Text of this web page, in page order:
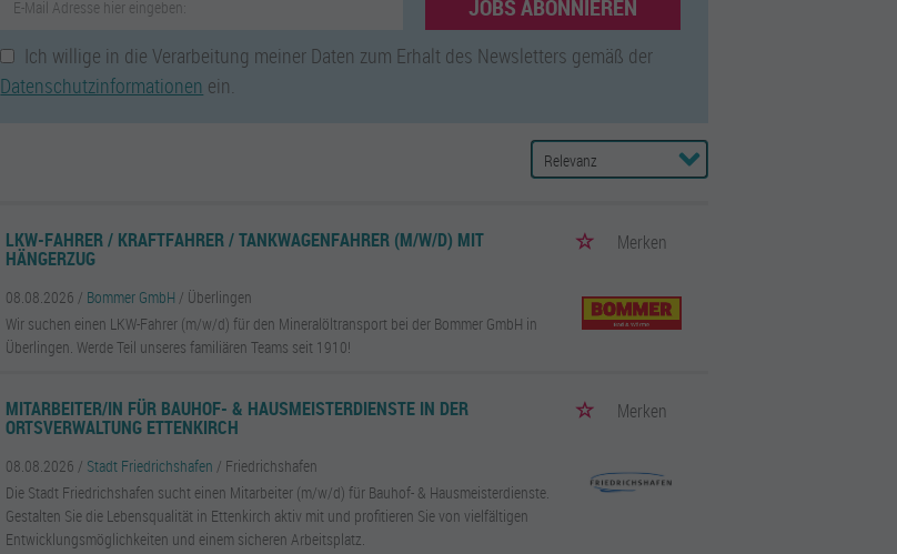
JOBS ABONNIEREN
Ich willige in die Verarbeitung meiner Daten zum Erhalt des Newsletters gemäß der
Datenschutzinformationen ein.
LKW-FAHRER / KRAFTFAHRER / TANKWAGENFAHRER (M/W/D) MIT
HÄNGERZUG
Merken
08.08.2026 / Bommer GmbH / Überlingen
Wir suchen einen LKW-Fahrer (m/w/d) für den Mineralöltransport bei der Bommer GmbH in
Überlingen. Werde Teil unseres familiären Teams seit 1910!
MITARBEITER/IN FÜR BAUHOF- & HAUSMEISTERDIENSTE IN DER
ORTSVERWALTUNG ETTENKIRCH
Merken
08.08.2026 / Stadt Friedrichshafen / Friedrichshafen
Die Stadt Friedrichshafen sucht einen Mitarbeiter (m/w/d) für Bauhof- & Hausmeisterdienste.
Gestalten Sie die Lebensqualität in Ettenkirch aktiv mit und profitieren Sie von vielfältigen
Entwicklungsmöglichkeiten und einem sicheren Arbeitsplatz.